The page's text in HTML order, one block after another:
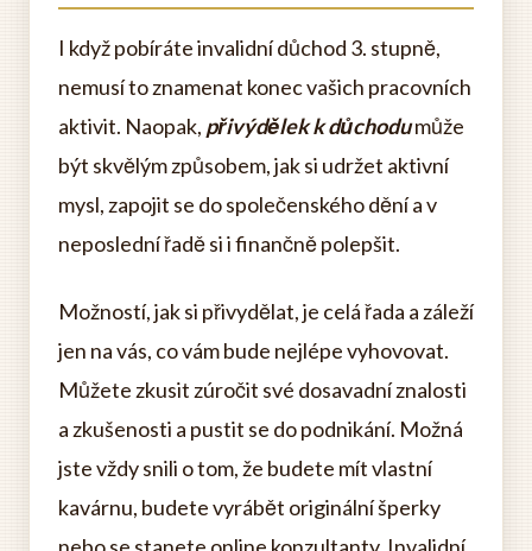
I když pobíráte invalidní důchod 3. stupně,
nemusí to znamenat konec vašich pracovních
aktivit. Naopak, přivýdělek k důchodumůže
být skvělým způsobem, jak si udržet aktivní
mysl, zapojit se do společenského dění a v
neposlední řadě si i finančně polepšit.
Možností, jak si přivydělat, je celá řada a záleží
jen na vás, co vám bude nejlépe vyhovovat.
Můžete zkusit zúročit své dosavadní znalosti
a zkušenosti a pustit se do podnikání. Možná
jste vždy snili o tom, že budete mít vlastní
kavárnu, budete vyrábět originální šperky